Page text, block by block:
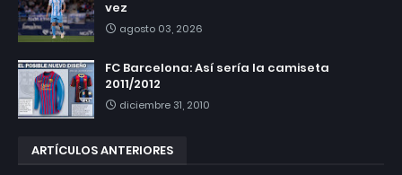
vez
agosto 03, 2026
FC Barcelona: Así sería la camiseta
2011/2012
diciembre 31, 2010
ARTÍCULOS ANTERIORES